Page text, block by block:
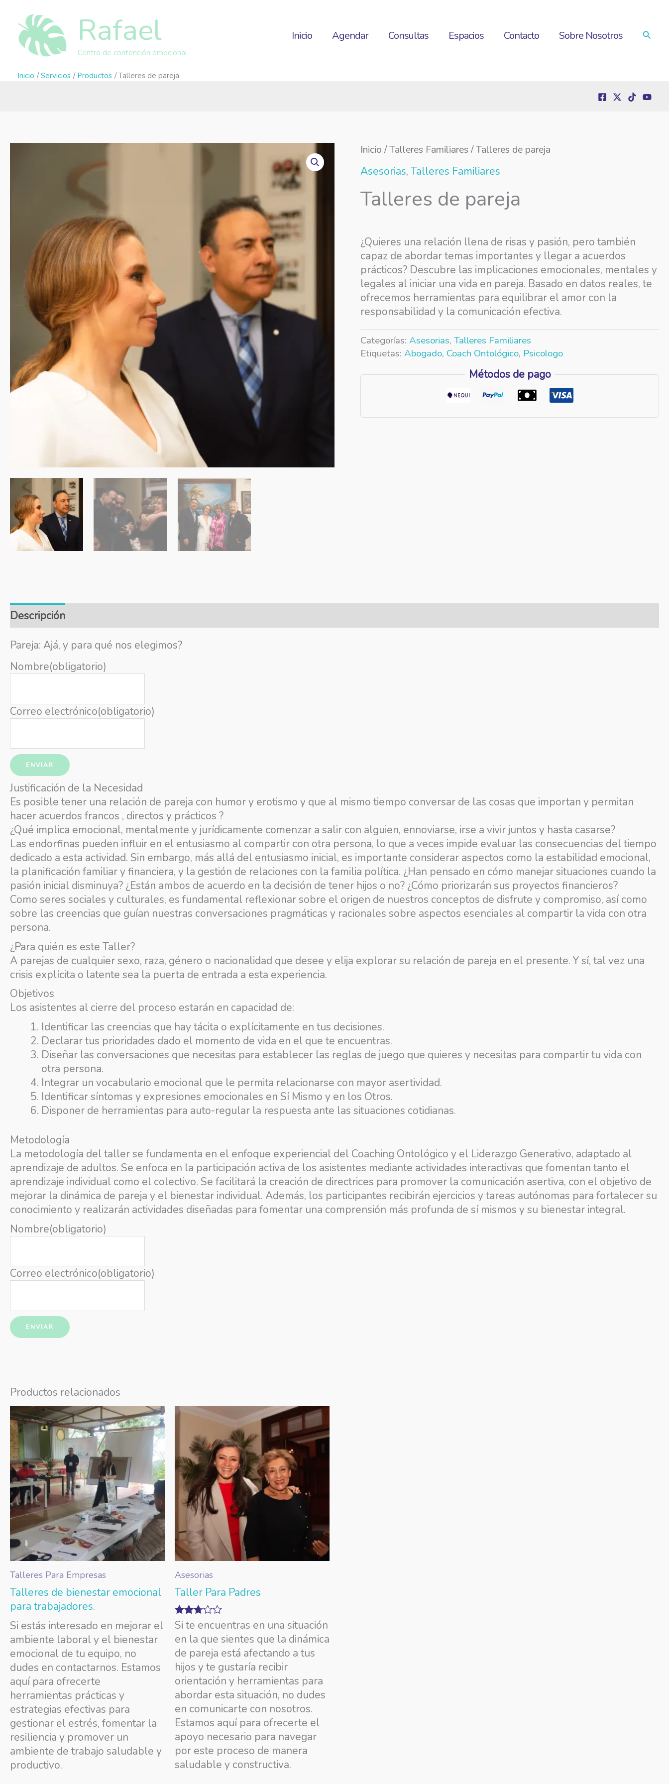
contenido
Rafael
Centro de contención emocional
Inicio Agendar Consultas Espacios Contacto Sobre Nosotros Buscar
Inicio Servicios Productos Talleres de pareja
Inicio /Talleres Familiares / Talleres de pareja
Asesorias,Talleres Familiares
Talleres de pareja
¿Quieres una relación llena de risas y pasión, pero también
capaz de abordar temas importantes y llegar a acuerdos
prácticos? Descubre las implicaciones emocionales, mentales y
legales al iniciar una vida en pareja. Basado en datos reales, te
ofrecemos herramientas para equilibrar el amor con la
responsabilidad y la comunicación efectiva.
Categorías:Asesorias,Talleres Familiares
Etiquetas:Abogado, Coach Ontológico, Psicologo
Métodos de pago
Descripción
Pareja: Ajá, y para qué nos elegimos?
Nombre(obligatorio)
Correo electrónico(obligatorio)
ENVIAR
Justificación de la Necesidad
Es posible tener una relación de pareja con humor y erotismo y que al mismo tiempo conversar de las cosas que importan y permitan
hacer acuerdos francos , directos y prácticos ?
¿Qué implica emocional, mentalmente y jurídicamente comenzar a salir con alguien, ennoviarse, irse a vivir juntos y hasta casarse?
Las endorfinas pueden influir en el entusiasmo al compartir con otra persona, lo que a veces impide evaluar las consecuencias del tiempo
dedicado a esta actividad. Sin embargo, más allá del entusiasmo inicial, es importante considerar aspectos como la estabilidad emocional,
la planificación familiar y financiera, y la gestión de relaciones con la familia política. ¿Han pensado en cómo manejar situaciones cuando la
pasión inicial disminuya? ¿Están ambos de acuerdo en la decisión de tener hijos o no? ¿Cómo priorizarán sus proyectos financieros?
Como seres sociales y culturales, es fundamental reflexionar sobre el origen de nuestros conceptos de disfrute y compromiso, así como
sobre las creencias que guían nuestras conversaciones pragmáticas y racionales sobre aspectos esenciales al compartir la vida con otra
persona.
¿Para quién es este Taller?
A parejas de cualquier sexo, raza, género o nacionalidad que desee y elija explorar su relación de pareja en el presente. Y sí, tal vez una
crisis explícita o latente sea la puerta de entrada a esta experiencia.
Objetivos
Los asistentes al cierre del proceso estarán en capacidad de:
Identificar las creencias que hay tácita o explícitamente en tus decisiones.
Declarar tus prioridades dado el momento de vida en el que te encuentras.
Diseñar las conversaciones que necesitas para establecer las reglas de juego que quieres y necesitas para compartir tu vida con
otra persona.
Integrar un vocabulario emocional que le permita relacionarse con mayor asertividad.
Identificar síntomas y expresiones emocionales en Sí Mismo y en los Otros.
Disponer de herramientas para auto-regular la respuesta ante las situaciones cotidianas.
Metodología
La metodología del taller se fundamenta en el enfoque experiencial del Coaching Ontológico y el Liderazgo Generativo, adaptado al
aprendizaje de adultos. Se enfoca en la participación activa de los asistentes mediante actividades interactivas que fomentan tanto el
aprendizaje individual como el colectivo. Se facilitará la creación de directrices para promover la comunicación asertiva, con el objetivo de
mejorar la dinámica de pareja y el bienestar individual. Además, los participantes recibirán ejercicios y tareas autónomas para fortalecer su
conocimiento y realizarán actividades diseñadas para fomentar una comprensión más profunda de sí mismos y su bienestar integral.
Nombre(obligatorio)
Correo electrónico(obligatorio)
ENVIAR
Productos relacionados
Talleres Para Empresas
Talleres de bienestar emocional
para trabajadores.
Si estás interesado en mejorar el
ambiente laboral y el bienestar
emocional de tu equipo, no
dudes en contactarnos. Estamos
aquí para ofrecerte
herramientas prácticas y
estrategias efectivas para
gestionar el estrés, fomentar la
resiliencia y promover un
ambiente de trabajo saludable y
productivo.
Asesorias
Taller Para Padres
Valorado
con
2.65
de 5
Si te encuentras en una situación
en la que sientes que la dinámica
de pareja está afectando a tus
hijos y te gustaría recibir
orientación y herramientas para
abordar esta situación, no dudes
en comunicarte con nosotros.
Estamos aquí para ofrecerte el
apoyo necesario para navegar
por este proceso de manera
saludable y constructiva.